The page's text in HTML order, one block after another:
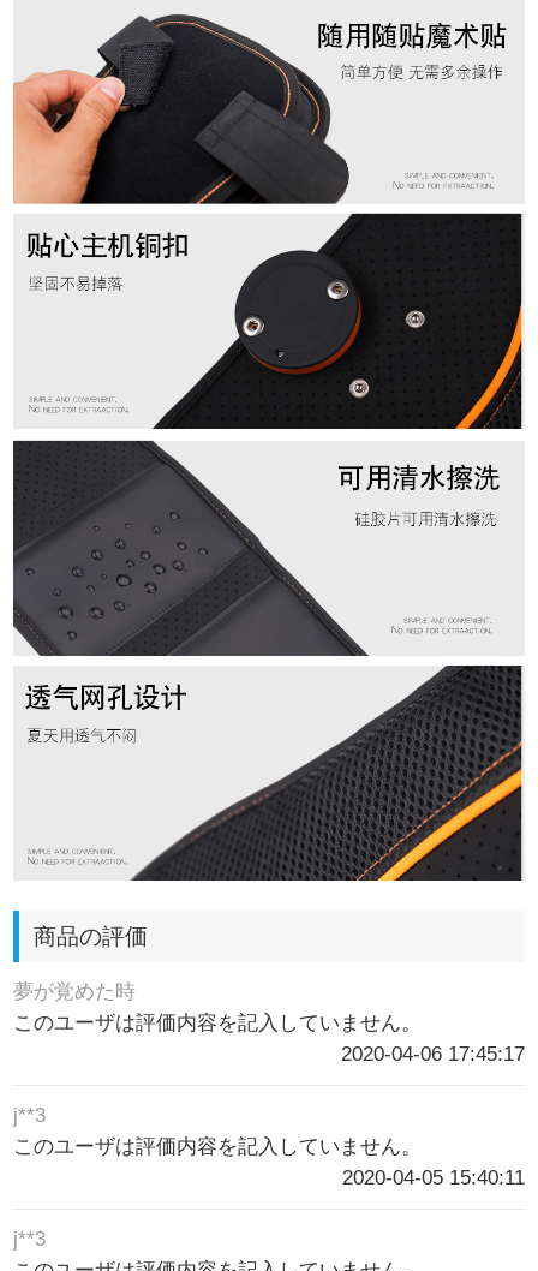
商品の評価
夢が覚めた時
このユーザは評価内容を記入していません。
2020-04-06 17:45:17
j**3
このユーザは評価内容を記入していません。
2020-04-05 15:40:11
j**3